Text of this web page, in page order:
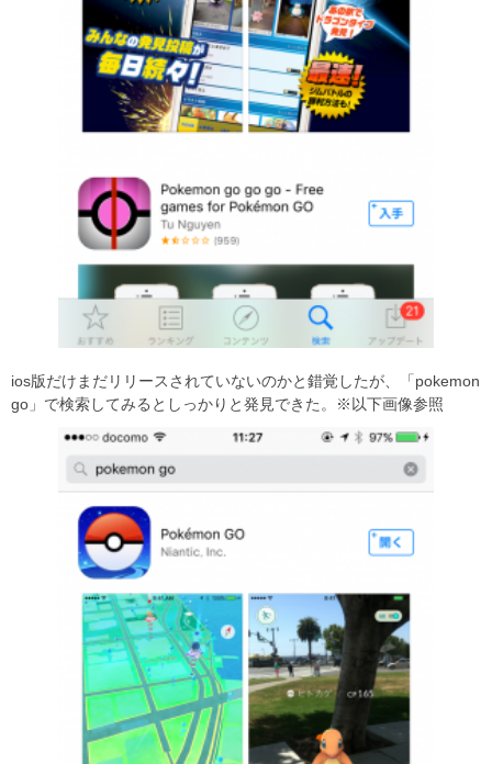
ios版だけまだリリースされていないのかと錯覚したが、「pokemon
go」で検索してみるとしっかりと発見できた。※以下画像参照